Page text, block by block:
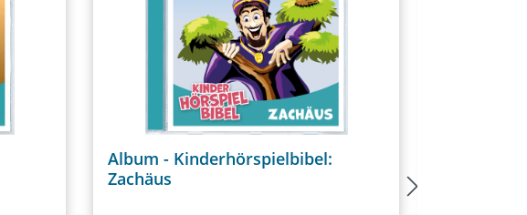
Album - Kinderhörspielbibel:
Zachäus